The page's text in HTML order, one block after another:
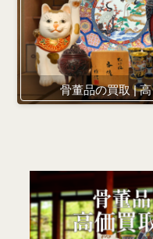
骨董品の買取 |